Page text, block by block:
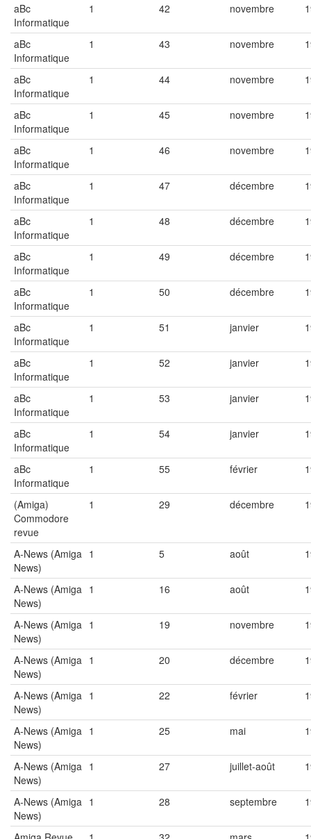
aBc
Informatique
1 42 novembre
aBc
Informatique
1 43 novembre
aBc
Informatique
1 44 novembre
aBc
Informatique
1 45 novembre
aBc
Informatique
1 46 novembre
aBc
Informatique
1 47 décembre
aBc
Informatique
1 48 décembre
aBc
Informatique
1 49 décembre
aBc
Informatique
1 50 décembre
aBc
Informatique
1 51 janvier
aBc
Informatique
1 52 janvier
aBc
Informatique
1 53 janvier
aBc
Informatique
1 54 janvier
aBc
Informatique
1 55 février
(Amiga)
Commodore
revue
1 29 décembre
A-News (Amiga
News)
1 5 août
A-News (Amiga
News)
1 16 août
A-News (Amiga
News)
1 19 novembre
A-News (Amiga
News)
1 20 décembre
A-News (Amiga
News)
1 22 février
A-News (Amiga
News)
1 25 mai
A-News (Amiga
News)
1 27 juillet-août
A-News (Amiga
News)
1 28 septembre